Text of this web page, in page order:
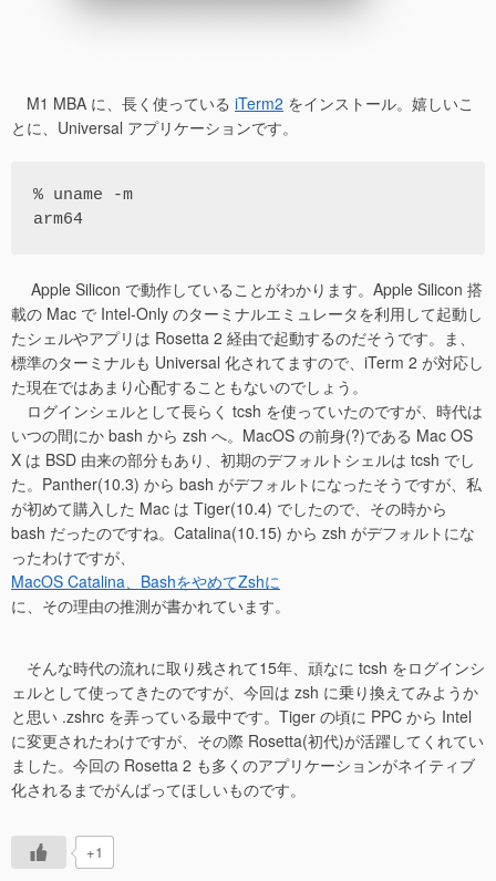
M1 MBA に、長く使っている iTerm2 をインストール。嬉しいこ
とに、Universal アプリケーションです。
% uname -m
arm64
Apple Silicon で動作していることがわかります。Apple Silicon 搭
載の Mac で Intel-Only のターミナルエミュレータを利用して起動し
たシェルやアプリは Rosetta 2 経由で起動するのだそうです。ま、
標準のターミナルも Universal 化されてますので、iTerm 2 が対応し
た現在ではあまり心配することもないのでしょう。
ログインシェルとして長らく tcsh を使っていたのですが、時代は
いつの間にか bash から zsh へ。MacOS の前身(?)である Mac OS
X は BSD 由来の部分もあり、初期のデフォルトシェルは tcsh でし
た。Panther(10.3) から bash がデフォルトになったそうですが、私
が初めて購入した Mac は Tiger(10.4) でしたので、その時から
bash だったのですね。Catalina(10.15) から zsh がデフォルトにな
ったわけですが、
MacOS Catalina、BashをやめてZshに
に、その理由の推測が書かれています。
そんな時代の流れに取り残されて15年、頑なに tcsh をログインシ
ェルとして使ってきたのですが、今回は zsh に乗り換えてみようか
と思い .zshrc を弄っている最中です。Tiger の頃に PPC から Intel
に変更されたわけですが、その際 Rosetta(初代)が活躍してくれてい
ました。今回の Rosetta 2 も多くのアプリケーションがネイティブ
化されるまでがんばってほしいものです。
+1